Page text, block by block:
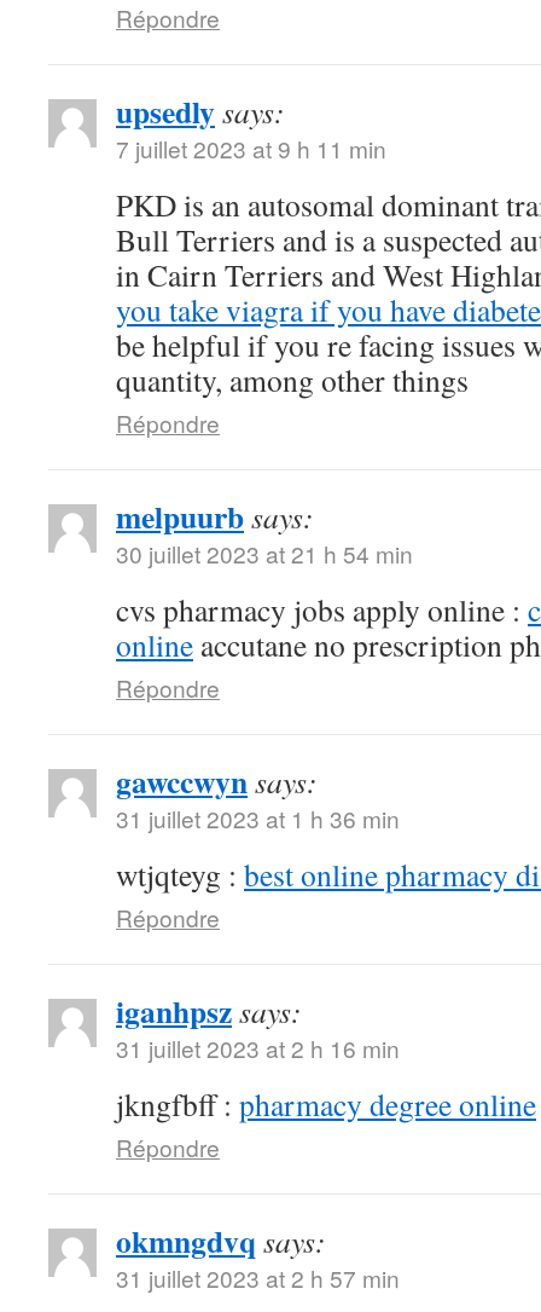
Répondre
upsedlysays:
7 juillet 2023 at 9 h 11 min
PKD is an autosomal dominant
Bull Terriers and is a suspected
in Cairn Terriers and West
you take viagra if you have
be helpful if you re facing issues
quantity, among other things
Répondre
melpuurbsays:
30 juillet 2023 at 21 h 54 min
cvs pharmacy jobs apply online :
online accutane no prescription
Répondre
gawccwynsays:
31 juillet 2023 at 1 h 36 min
wtjqteyg : best online pharmacy
Répondre
iganhpszsays:
31 juillet 2023 at 2 h 16 min
jkngfbff : pharmacy degree online
Répondre
okmngdvq says:
31 juillet 2023 at 2 h 57 min